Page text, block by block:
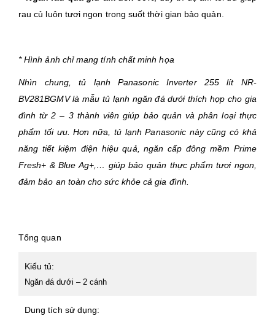
rau củ luôn tươi ngon trong suốt thời gian bảo quản.
* Hình ảnh chỉ mang tính chất minh họa
Nhìn chung, tủ lạnh Panasonic Inverter 255 lít NR-
BV281BGMV là mẫu tủ lạnh ngăn đá dưới thích hợp cho gia
đình từ 2 – 3 thành viên giúp bảo quản và phân loại thực
phẩm tối ưu. Hơn nữa, tủ lạnh Panasonic này cũng có khả
năng tiết kiệm điện hiệu quả, ngăn cấp đông mềm Prime
Fresh+ & Blue Ag+,… giúp bảo quản thực phẩm tươi ngon,
đảm bảo an toàn cho sức khỏe cả gia đình.
Tổng quan
Kiểu tủ:
Ngăn đá dưới – 2 cánh
Dung tích sử dụng: